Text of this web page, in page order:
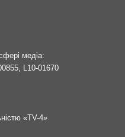
медіа:
L10-01670
«TV-4»